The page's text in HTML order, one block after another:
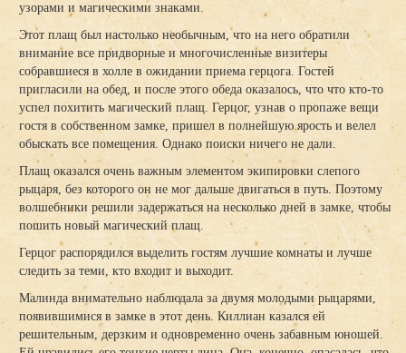
узорами и магическими знаками.
Этот плащ был настолько необычным, что на него обратили
внимание все придворные и многочисленные визитеры
собравшиеся в холле в ожидании приема герцога. Гостей
пригласили на обед, и после этого обеда оказалось, что что кто-то
успел похитить магический плащ. Герцог, узнав о пропаже вещи
гостя в собственном замке, пришел в полнейшую ярость и велел
обыскать все помещения. Однако поиски ничего не дали.
Плащ оказался очень важным элементом экипировки слепого
рыцаря, без которого он не мог дальше двигаться в путь. Поэтому
волшебники решили задержаться на несколько дней в замке, чтобы
пошить новый магический плащ.
Герцог распорядился выделить гостям лучшие комнаты и лучше
следить за теми, кто входит и выходит.
Малинда внимательно наблюдала за двумя молодыми рыцарями,
появившимися в замке в этот день. Киллиан казался ей
решительным, дерзким и одновременно очень забавным юношей.